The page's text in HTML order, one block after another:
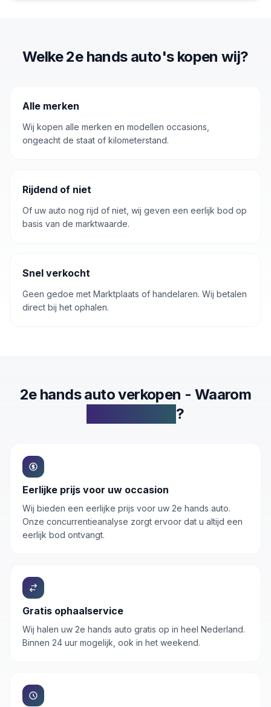
Welke 2e hands auto's kopen wij?
Alle merken
Wij kopen alle merken en modellen occasions,
ongeacht de staat of kilometerstand.
Rijdend of niet
Of uw auto nog rijd of niet, wij geven een eerlijk bod op
basis van de marktwaarde.
Snel verkocht
Geen gedoe met Marktplaats of handelaren. Wij betalen
direct bij het ophalen.
2e hands auto verkopen - Waarom
?
Eerlijke prijs voor uw occasion
Wij bieden een eerlijke prijs voor uw 2e hands auto.
Onze concurrentieanalyse zorgt ervoor dat u altijd een
eerlijk bod ontvangt.
Gratis ophaalservice
Wij halen uw 2e hands auto gratis op in heel Nederland.
Binnen 24 uur mogelijk, ook in het weekend.